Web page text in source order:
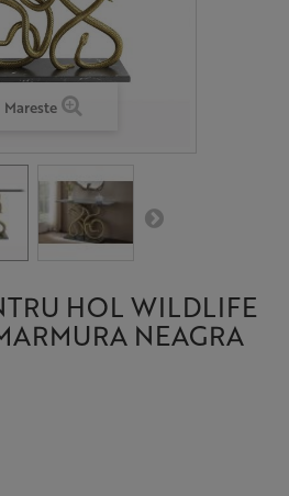
Mareste
HOL WILDLIFE
NEAGRA